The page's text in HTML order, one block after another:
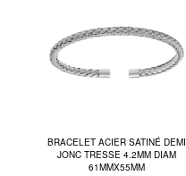
BRACELET ACIER SATINÉ DEMI
JONC TRESSE 4.2MM DIAM
61MMX55MM